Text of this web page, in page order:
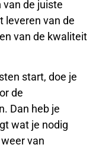
van de juiste
leveren van de
van de kwaliteit
start, doe je
de
Dan heb je
wat je nodig
van